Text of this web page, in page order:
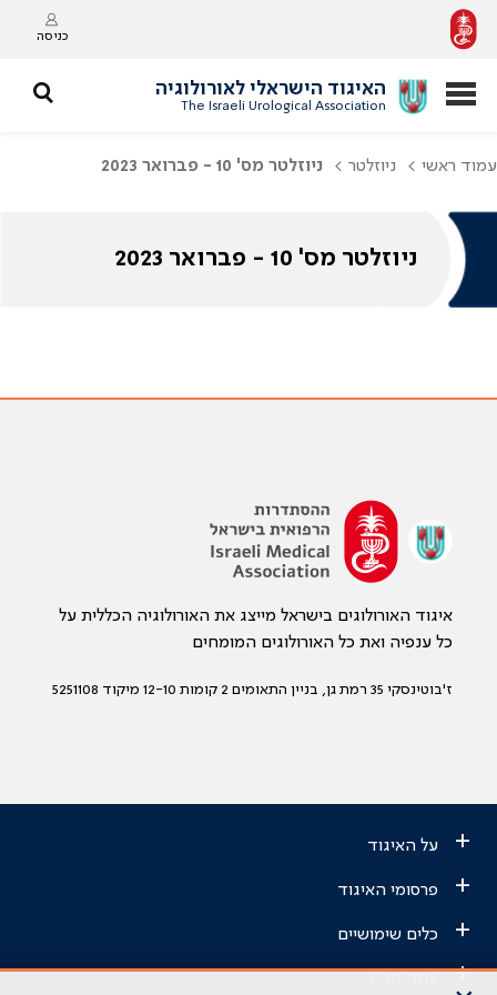
כניסה
האיגוד הישראלי לאורולוגיה
The Israeli Urological Association
עמוד ראשי ניוזלטר ניוזלטר מס' 10 - פברואר 2023
ניוזלטר מס' 10 - פברואר 2023
איגוד האורולוגים בישראל מייצג את האורולוגיה הכללית על
כל ענפיה ואת כל האורולוגים המומחים
ז'בוטינסקי 35 רמת גן, בניין התאומים 2 קומות 12-10 מיקוד 5251108
+ על האיגוד
+ פרסומי האיגוד
+ כלים שימושיים
+